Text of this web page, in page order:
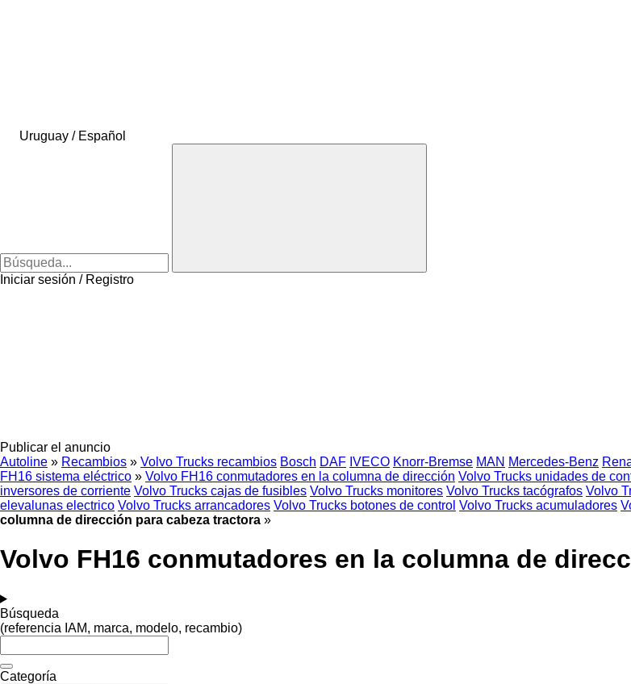
Uruguay / Español
Iniciar sesión / Registro
Publicar el anuncio
Autoline » Recambios » Volvo Trucks recambios Bosch DAF IVECO Knorr-Bremse MAN Mercedes-Benz
FH16 sistema eléctrico » Volvo FH16 conmutadores en la columna de dirección Volvo Trucks unidades de
inversores de corriente Volvo Trucks cajas de fusibles Volvo Trucks monitores Volvo Trucks tacógrafos Volvo
elevalunas electrico Volvo Trucks arrancadores Volvo Trucks botones de control Volvo Trucks acumuladores
columna de dirección para cabeza tractora »
Volvo FH16 conmutadores en la columna de
Búsqueda
(referencia IAM, marca, modelo, recambio)
Categoría